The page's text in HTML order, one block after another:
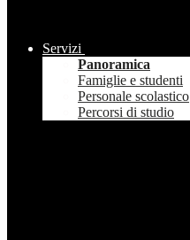
Servizi
Panoramica
Famiglie e studenti
Personale scolastico
Percorsi di studio